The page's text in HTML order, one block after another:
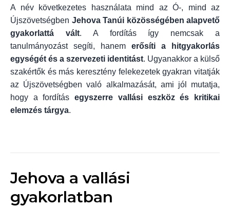
A név következetes használata mind az Ó-, mind az
Újszövetségben Jehova Tanúi közösségében alapvető
gyakorlattá vált. A fordítás így nemcsak a
tanulmányozást segíti, hanem erősíti a hitgyakorlás
egységét és a szervezeti identitást. Ugyanakkor a külső
szakértők és más keresztény felekezetek gyakran vitatják
az Újszövetségben való alkalmazását, ami jól mutatja,
hogy a fordításegyszerre vallási eszköz és kritikai
elemzés tárgya.
Jehova a vallási
gyakorlatban